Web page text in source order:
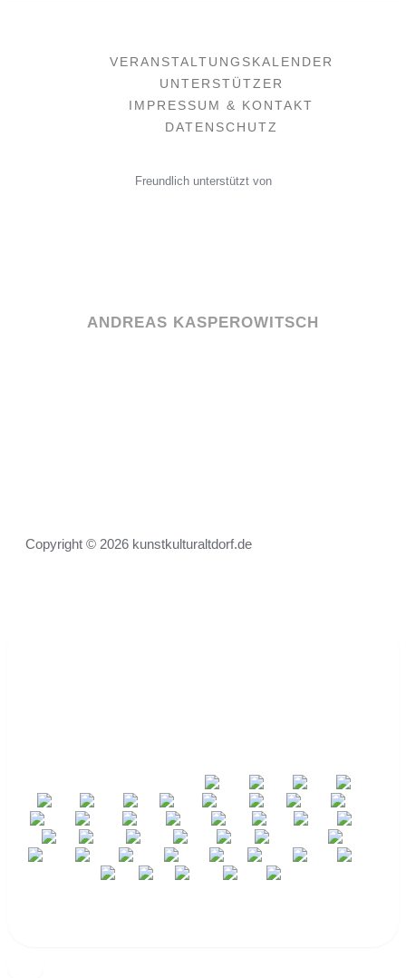
VERANSTALTUNGSKALENDER
UNTERSTÜTZER
IMPRESSUM & KONTAKT
DATENSCHUTZ
Freundlich unterstützt von
ANDREAS KASPEROWITSCH
Copyright © 2026 kunstkulturaltdorf.de